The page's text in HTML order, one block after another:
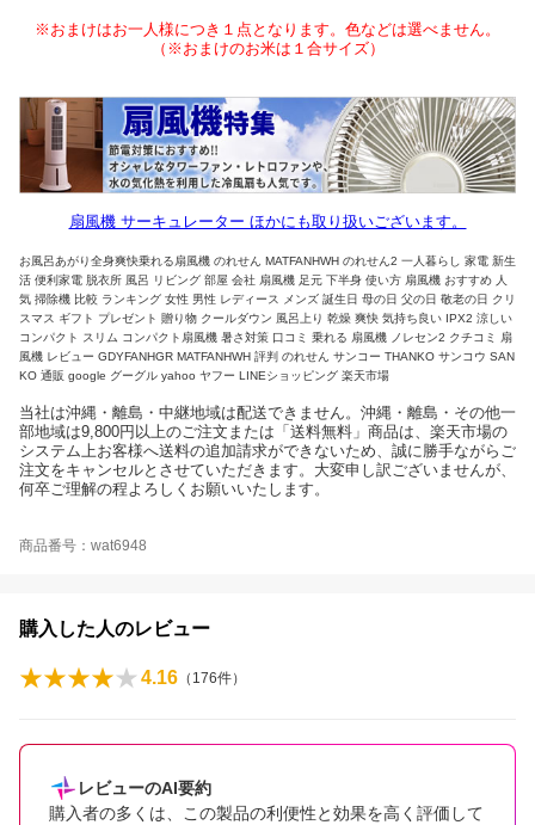
※おまけはお一人様につき１点となります。色などは選べません。
（※おまけのお米は１合サイズ）
扇風機 サーキュレーター ほかにも取り扱いございます。
お風呂あがり全身爽快乗れる扇風機 のれせん MATFANHWH のれせん2 一人暮らし 家電 新生
活 便利家電 脱衣所 風呂 リビング 部屋 会社 扇風機 足元 下半身 使い方 扇風機 おすすめ 人
気 掃除機 比較 ランキング 女性 男性 レディース メンズ 誕生日 母の日 父の日 敬老の日 クリ
スマス ギフト プレゼント 贈り物 クールダウン 風呂上り 乾燥 爽快 気持ち良い IPX2 涼しい
コンパクト スリム コンパクト扇風機 暑さ対策 口コミ 乗れる 扇風機 ノレセン2 クチコミ 扇
風機 レビュー GDYFANHGR MATFANHWH 評判 のれせん サンコー THANKO サンコウ SAN
KO 通販 google グーグル yahoo ヤフー LINEショッピング 楽天市場
当社は沖縄・離島・中継地域は配送できません。沖縄・離島・その他一
部地域は9,800円以上のご注文または「送料無料」商品は、楽天市場の
システム上お客様へ送料の追加請求ができないため、誠に勝手ながらご
注文をキャンセルとさせていただきます。大変申し訳ございませんが、
何卒ご理解の程よろしくお願いいたします。
商品番号：wat6948
購入した人のレビュー
4.16 （ 176件）
レビューのAI要約
購入者の多くは、この製品の利便性と効果を高く評価して